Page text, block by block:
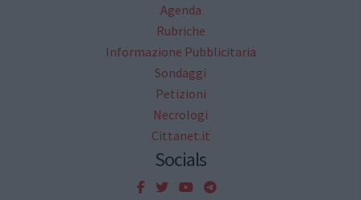
Agenda
Rubriche
Informazione Pubblicitaria
Sondaggi
Petizioni
Necrologi
Cittanet.it
Socials